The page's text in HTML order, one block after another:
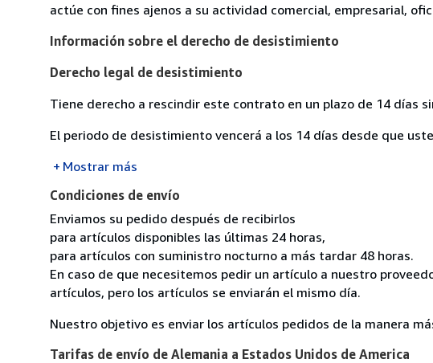
actúe con fines ajenos a su actividad comercial, empresarial,
Información sobre el derecho de desistimiento
Derecho legal de desistimiento
Tiene derecho a rescindir este contrato en un plazo de 14 días
El periodo de desistimiento vencerá a los 14 días desde que
Mostrar más
Condiciones de envío
Enviamos su pedido después de recibirlos
para artículos disponibles las últimas 24 horas,
para artículos con suministro nocturno a más tardar 48 horas.
En caso de que necesitemos pedir un artículo a nuestro
artículos, pero los artículos se enviarán el mismo día.
Nuestro objetivo es enviar los artículos pedidos de la manera
Tarifas de envío de Alemania a Estados Unidos de America